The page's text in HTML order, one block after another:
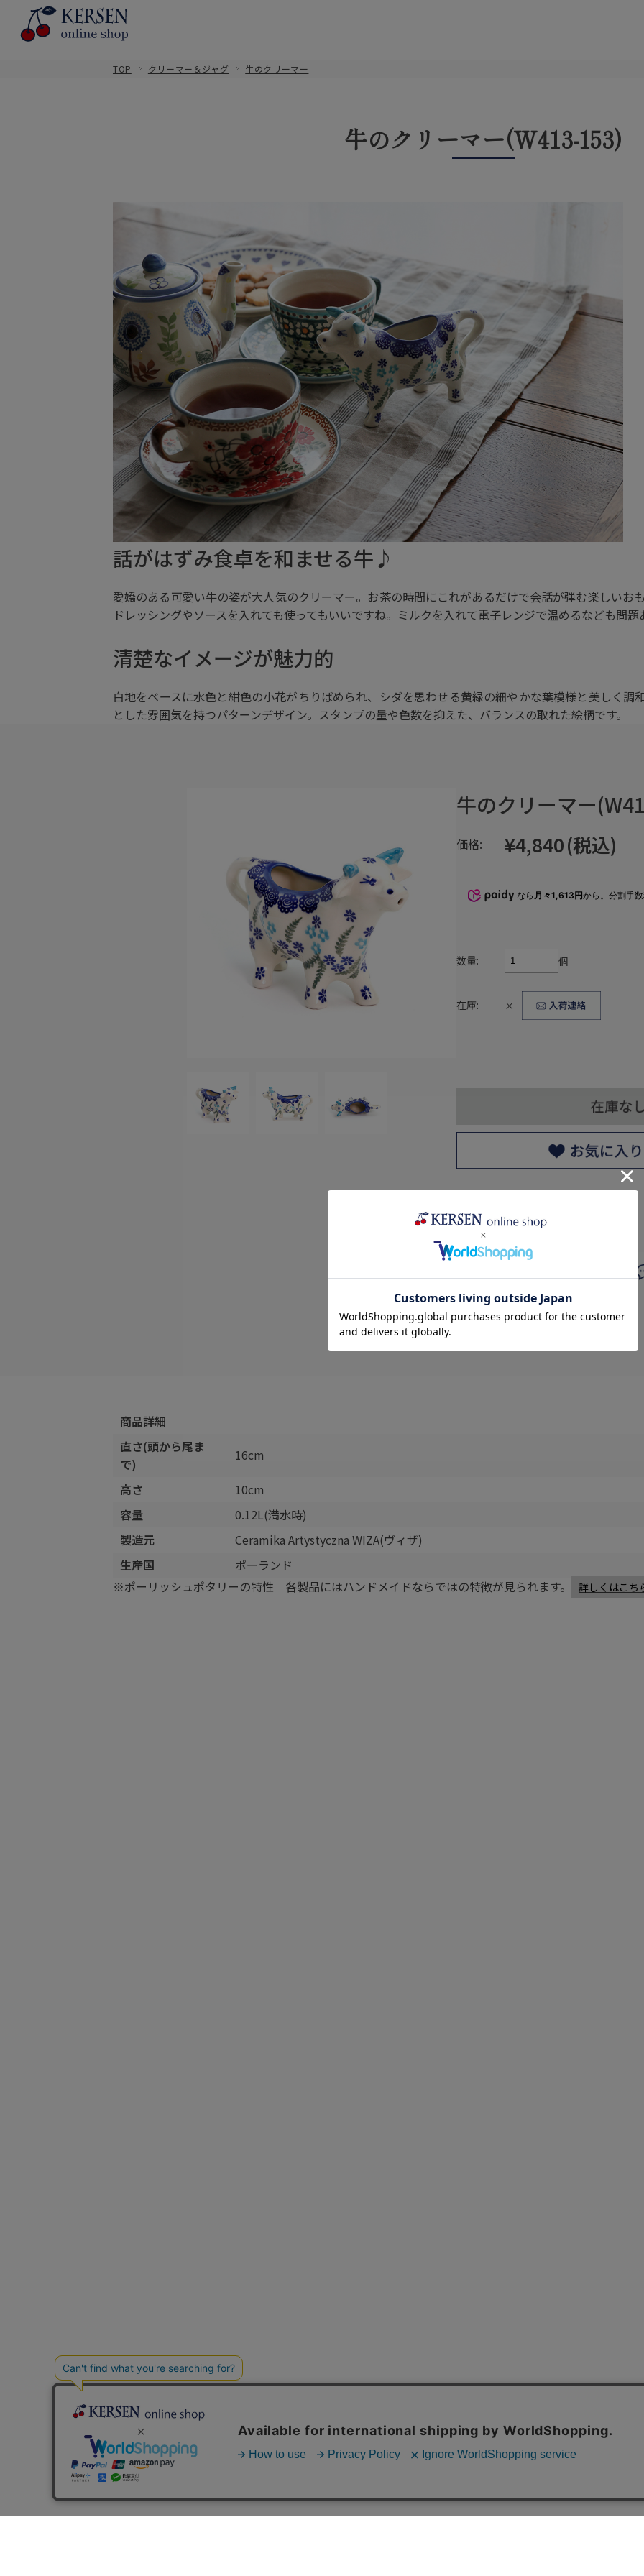
TOP クリーマー＆ジャグ 牛のクリーマー
牛のクリーマー(W413-153)
話がはずみ食卓を和ませる牛♪
愛嬌のある可愛い牛の姿が大人気のクリーマー。お茶の時間にこれがあるだけで会話が弾む楽しいお
ドレッシングやソースを入れても使ってもいいですね。ミルクを入れて電子レンジで温めるなども問
清楚なイメージが魅力的
白地をベースに水色と紺色の小花がちりばめられ、シダを思わせる黄緑の細やかな葉模様と美しく調
とした雰囲気を持つパターンデザイン。スタンプの量や色数を抑えた、バランスの取れた絵柄です。
牛のクリーマー
価格: ¥4,840(税込)
なら 月々1,613円から。分割手
数量: 個
在庫: ×
商品詳細
直さ(頭から尾ま
で)
16cm
高さ
10cm
容量
0.12L(満水時)
製造元
Ceramika Artystyczna WIZA(ヴィザ)
生産国
ポーランド
※ポーリッシュポタリーの特性 各製品にはハンドメイドならではの特徴が見られます。
詳しくはこ